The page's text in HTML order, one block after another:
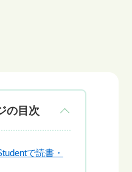
の目次
で読書・